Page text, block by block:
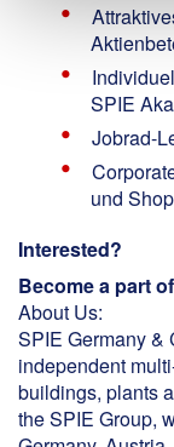
SPIE
Jobrad-
und
Interested?
Become a part
About Us:
SPIE Germany &
independent
buildings, plants
the SPIE Group,